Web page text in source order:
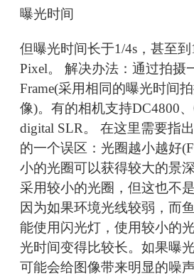
曝光时间
但曝光时间长于1/4s，甚至到
Pixel。 解决办法：通过拍摄
Frame(采用相同的曝光时间
像)。有的相机支持DC4800
digital SLR。 在这里需要指
的一个误区：光圈越小越好
小的光圈可以获得较大的景
采用较小的光圈，但这也不
因为如果环境光线较弱，而
能使用闪光灯，使用较小的
光时间变得比较长。如果曝
可能会给图像带来明显的噪